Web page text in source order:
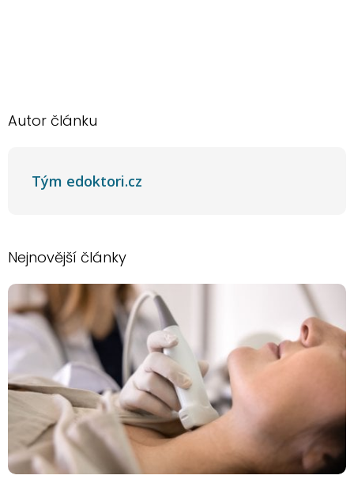
Autor článku
Tým edoktori.cz
Nejnovější články